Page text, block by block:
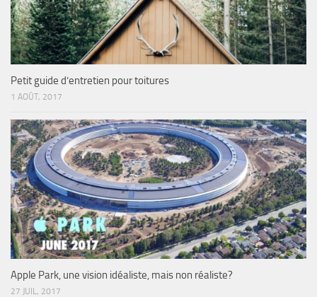
Petit guide d’entretien pour toitures
1 AOÛT, 2017
Apple Park, une vision idéaliste, mais non réaliste?
27 JUIL, 2017